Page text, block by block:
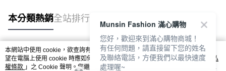
本分類熱銷全站排行
熱門標籤
本網站中使用 cookie，欲查詢有關本網站使用 cookie 方式之詳情，及若您不希
望在電腦上使用 cookie 時應如何變更電腦的 cookie 設定，請參閱本網站「
隱私
權條款 」之 Cookie 聲明。您繼續使用本網站即表示您同意本公司得按本網站使
Munsin Fashion 滿心購物
您好，歡迎來到滿心購物商城！
有任何問題，請直接留下您的姓名
及聯絡電話，方便我們以最快速度
處理喔~